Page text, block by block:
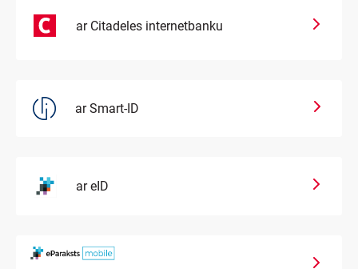
ar Citadeles internetbanku
ar Smart-ID
ar eID